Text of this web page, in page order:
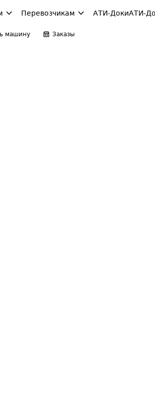
Перевозчикам АТИ-ДокиАТИ-
машину Заказы